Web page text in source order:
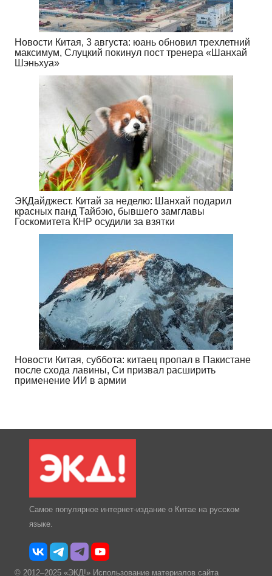
Новости Китая, 3 августа: юань обновил трехлетний
максимум, Слуцкий покинул пост тренера «Шанхай
Шэньхуа»
ЭКДайджест. Китай за неделю: Шанхай подарил
красных панд Тайбэю, бывшего замглавы
Госкомитета КНР осудили за взятки
Новости Китая, суббота: китаец пропал в Пакистане
после схода лавины, Си призвал расширить
применение ИИ в армии
Самое популярное интернет-издание о Китае на русском
языке.
© 2012–2025 «ЭКД!» Использование материалов сайта